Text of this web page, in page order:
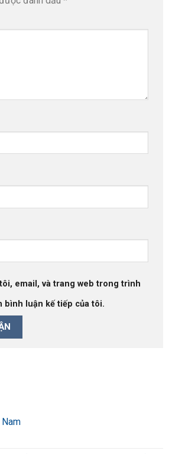
email, và trang web trong trình
bình luận kế tiếp của tôi.